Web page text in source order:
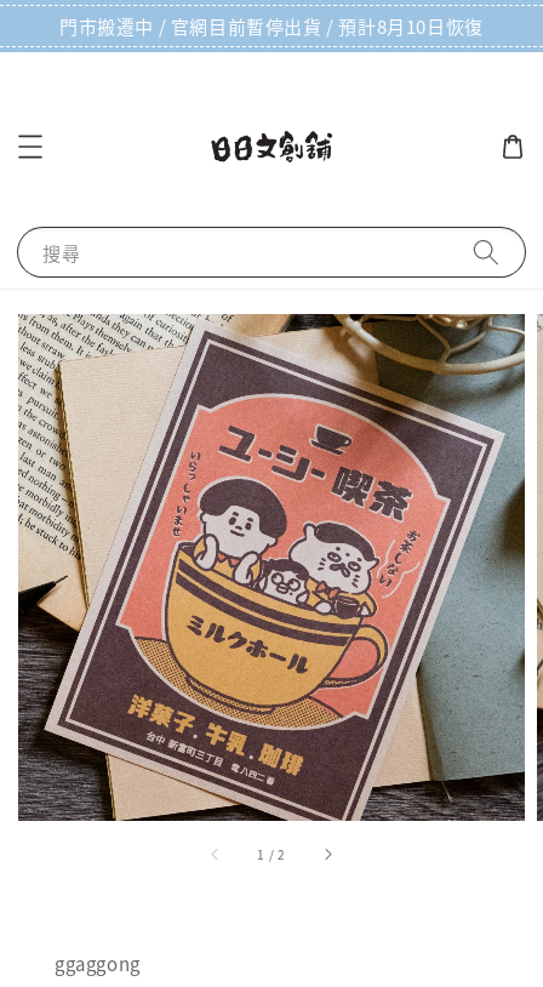
門市搬遷中 / 官網目前暫停出貨 / 預計8月10日恢復
搜尋
1 /2
ggaggong